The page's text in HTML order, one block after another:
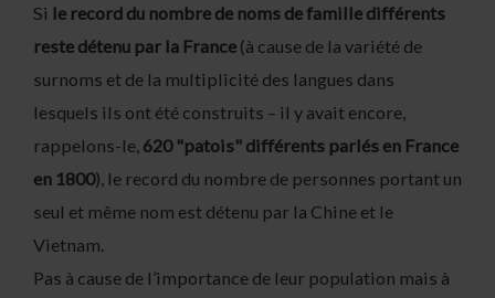
Si le record du nombre de noms de famille différents
reste détenu par la France (à cause de la variété de
surnoms et de la multiplicité des langues dans
lesquels ils ont été construits – il y avait encore,
rappelons-le, 620 "patois" différents parlés en France
en 1800), le record du nombre de personnes portant un
seul et même nom est détenu par la Chine et le
Vietnam.
Pas à cause de l’importance de leur population mais à